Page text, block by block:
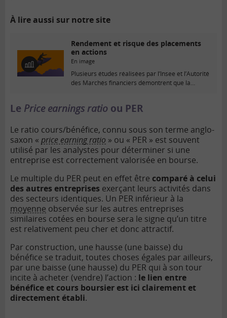
À lire aussi sur notre site
E
n
a
g
Rendement et risque des placements
en actions
En image
Plusieurs études réalisées par l’Insee et l’Autorité
des Marchés financiers démontrent que la
Le Price earnings ratio ou PER
Le ratio cours/bénéfice, connu sous son terme anglo-
saxon « price earning ratio » ou « PER » est souvent
utilisé par les analystes pour déterminer si une
entreprise est correctement valorisée en bourse.
Le multiple du PER peut en effet être comparé à celui
des autres entreprises exerçant leurs activités dans
des secteurs identiques. Un PER inférieur à la
moyenne observée sur les autres entreprises
similaires cotées en bourse sera le signe qu’un titre
est relativement peu cher et donc attractif.
Par construction, une hausse (une baisse) du
bénéfice se traduit, toutes choses égales par ailleurs,
par une baisse (une hausse) du PER qui à son tour
incite à acheter (vendre) l’action : le lien entre
bénéfice et cours boursier est ici clairement et
directement établi.